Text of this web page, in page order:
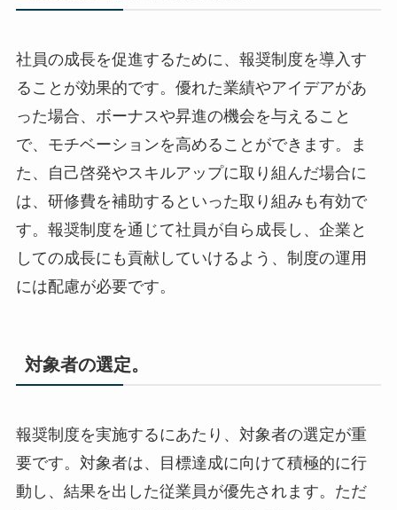
社員の成長を促進するために、報奨制度を導入す
ることが効果的です。優れた業績やアイデアがあ
った場合、ボーナスや昇進の機会を与えること
で、モチベーションを高めることができます。ま
た、自己啓発やスキルアップに取り組んだ場合に
は、研修費を補助するといった取り組みも有効で
す。報奨制度を通じて社員が自ら成長し、企業と
しての成長にも貢献していけるよう、制度の運用
には配慮が必要です。
対象者の選定。
報奨制度を実施するにあたり、対象者の選定が重
要です。対象者は、目標達成に向けて積極的に行
動し、結果を出した従業員が優先されます。ただ